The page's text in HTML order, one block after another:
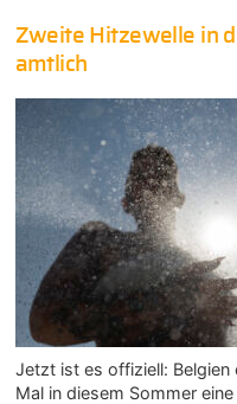
Zweite Hitzewelle in
amtlich
Jetzt ist es offiziell: Belgien
Mal in diesem Sommer